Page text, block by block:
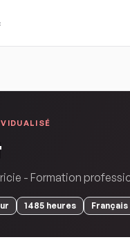
- Formation
1485 heures Français